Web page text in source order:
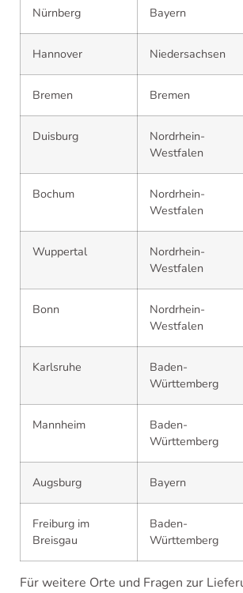
Nürnberg Bayern
Hannover Niedersachsen
Bremen Bremen
Duisburg
Nordrhein-
Westfalen
Bochum
Nordrhein-
Westfalen
Wuppertal
Nordrhein-
Westfalen
Bonn
Nordrhein-
Westfalen
Karlsruhe
Baden-
Württemberg
Mannheim
Baden-
Württemberg
Augsburg Bayern
Freiburg im
Breisgau
Baden-
Württemberg
Für weitere Orte und Fragen zur